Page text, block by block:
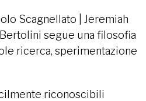
Scagnellato | Jeremiah
segue una filosofia
ricerca, sperimentazione
riconoscibili